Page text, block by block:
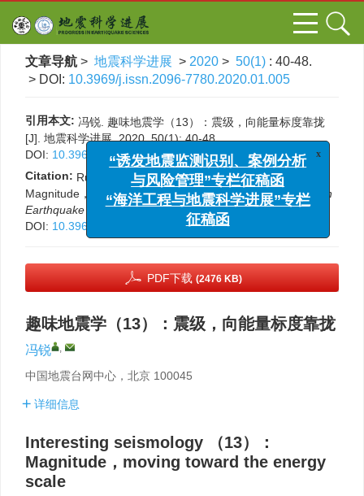
文章导航 > 地震科学进展 > 2020 > 50(1) : 40-48.
> DOI: 10.3969/j.issn.2096-7780.2020.01.005
引用本文: 冯锐. 趣味地震学（13）：震级，向能量标度靠拢
[J]. 地震科学进展, 2020, 50(1): 40-48.
DOI: 10.3969/j.issn.2096-7780.2020.01.005
Citation: Rui Feng. Interesting seismology （13）：
Magnitude，moving toward the energy scale[J].Progress in
Earthquake Sciences, 2020, 50(1): 40-48.
DOI: 10.3969/j.issn.2096-7780.2020.01.005
PDF下载 (2476 KB)
趣味地震学（13）：震级，向能量标度靠拢
冯锐 ,
中国地震台网中心，北京 100045
详细信息
Interesting seismology （13）：
Magnitude，moving toward the energy
scale
“诱发地震监测识别、案例分析
与风险管理”专栏征稿函
“海洋工程与地震科学进展”专栏
征稿函